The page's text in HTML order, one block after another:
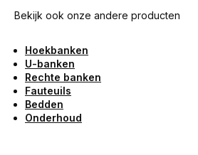
Bekijk ook onze andere producten
Hoekbanken
U-banken
Rechte banken
Fauteuils
Bedden
Onderhoud